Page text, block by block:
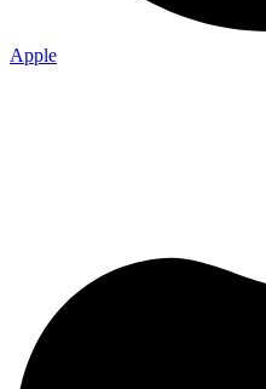
Apple